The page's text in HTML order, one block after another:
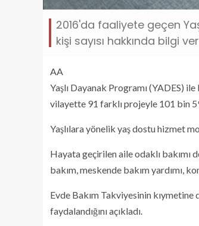
2016'da faaliyete geçen
kişi sayısı hakkında bilgi
AA
Yaşlı Dayanak Programı (YADES)
vilayette 91 farklı projeyle 101 bin
Yaşlılara yönelik yaş dostu hizmet
Hayata geçirilen aile odaklı bakımı
bakım, meskende bakım yardımı,
Evde Bakım Takviyesinin
faydalandığını açıkladı.